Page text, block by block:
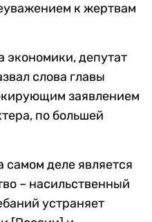
к жертвам
экономики, депутат
слова главы
заявлением
по большей
самом деле является
– насильственный
устраняет